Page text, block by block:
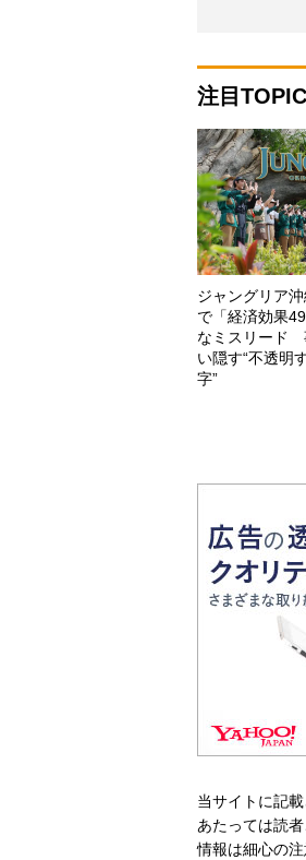
注目TOPIC
ジャングリア
で「経済効果
なミスリード
い隠す“不透明
字”
当サイトに記
あたっては読
情報は細心の